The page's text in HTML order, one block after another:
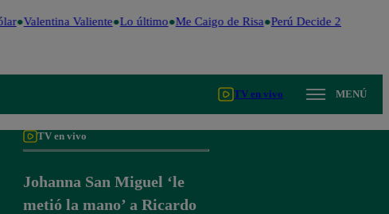
Valentina Valiente Lo último Me Caigo de Risa Perú Decide 2026
TV en vivo MENÚ
TV en vivo
Johanna San Miguel ‘le
metió la mano’ a Ricardo